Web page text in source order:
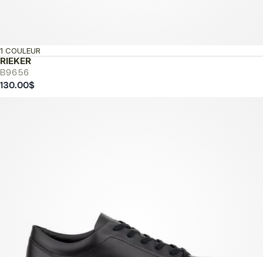
RIEKER
B9656
1 COULEUR
130.00$